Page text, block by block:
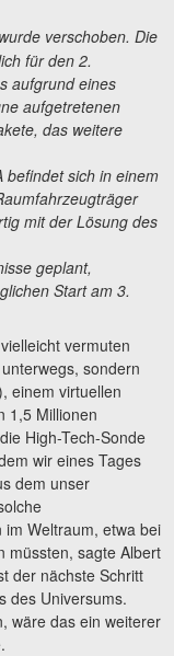
verschoben. Die
für den 2.
aufgrund eines
aufgetretenen
das weitere
befindet sich in einem
mit der Lösung des
geplant,
Start am 3.
vermuten
sondern
einem virtuellen
1,5 Millionen
High-Tech-Sonde
wir eines Tages
dem unser
Weltraum, etwa bei
müssten, sagte Albert
der nächste Schritt
des Universums.
wäre das ein weiterer